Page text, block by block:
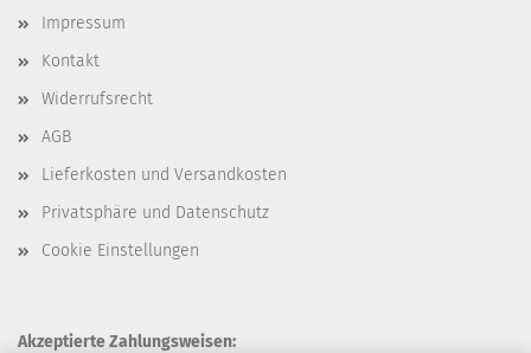
Impressum
Kontakt
Widerrufsrecht
AGB
Lieferkosten und Versandkosten
Privatsphäre und Datenschutz
Cookie Einstellungen
Akzeptierte Zahlungsweisen: